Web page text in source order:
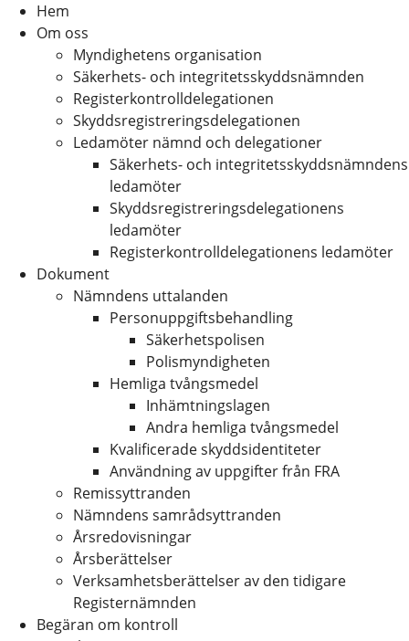
Hem
Om oss
Myndighetens organisation
Säkerhets- och integritetsskyddsnämnden
Registerkontrolldelegationen
Skyddsregistreringsdelegationen
Ledamöter nämnd och delegationer
Säkerhets- och integritetsskyddsnämndens
ledamöter
Skyddsregistreringsdelegationens
ledamöter
Registerkontrolldelegationens ledamöter
Dokument
Nämndens uttalanden
Personuppgiftsbehandling
Säkerhetspolisen
Polismyndigheten
Hemliga tvångsmedel
Inhämtningslagen
Andra hemliga tvångsmedel
Kvalificerade skyddsidentiteter
Användning av uppgifter från FRA
Remissyttranden
Nämndens samrådsyttranden
Årsredovisningar
Årsberättelser
Verksamhetsberättelser av den tidigare
Registernämnden
Begäran om kontroll